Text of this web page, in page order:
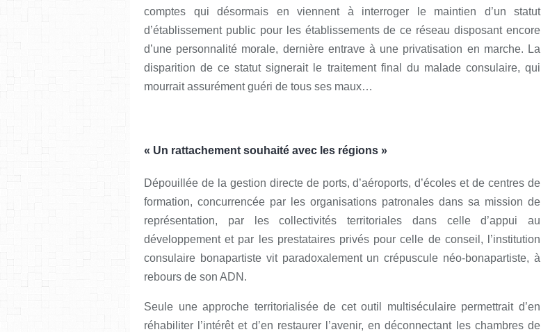
comptes qui désormais en viennent à interroger le maintien d’un statut
d’établissement public pour les établissements de ce réseau disposant encore
d’une personnalité morale, dernière entrave à une privatisation en marche. La
disparition de ce statut signerait le traitement final du malade consulaire, qui
mourrait assurément guéri de tous ses maux…
« Un rattachement souhaité avec les régions »
Dépouillée de la gestion directe de ports, d’aéroports, d’écoles et de centres de
formation, concurrencée par les organisations patronales dans sa mission de
représentation, par les collectivités territoriales dans celle d’appui au
développement et par les prestataires privés pour celle de conseil, l’institution
consulaire bonapartiste vit paradoxalement un crépuscule néo-bonapartiste, à
rebours de son ADN.
Seule une approche territorialisée de cet outil multiséculaire permettrait d’en
réhabiliter l’intérêt et d’en restaurer l’avenir, en déconnectant les chambres de